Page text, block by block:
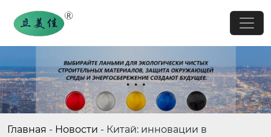
Главная - Новости - Китай: инновации в